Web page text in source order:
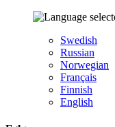
Swedish
Russian
Norwegian
Français
Finnish
English